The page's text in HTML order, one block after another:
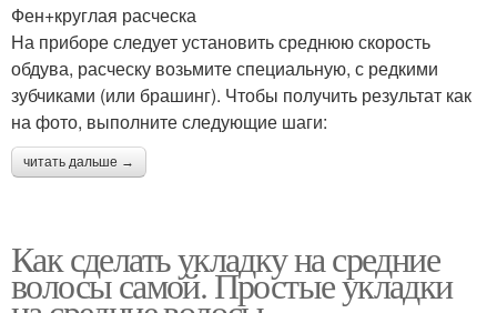
Фен+круглая расческа
На приборе следует установить среднюю скорость
обдува, расческу возьмите специальную, с редкими
зубчиками (или брашинг). Чтобы получить результат как
на фото, выполните следующие шаги:
читать дальше →
Как сделать укладку на средние
волосы самой. Простые укладки